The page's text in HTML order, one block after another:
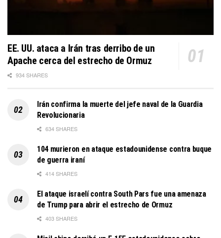
EE. UU. ataca a Irán tras derribo de un
Apache cerca del estrecho de Ormuz
934 SHARES
Irán confirma la muerte del jefe naval de la Guardia
Revolucionaria
634 SHARES
104 murieron en ataque estadounidense contra buque
de guerra iraní
414 SHARES
El ataque israelí contra South Pars fue una amenaza
de Trump para abrir el estrecho de Ormuz
403 SHARES